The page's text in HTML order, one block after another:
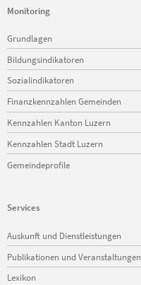
Monitoring
Navigation
überspringen
Grundlagen
Bildungsindikatoren
Sozialindikatoren
Finanzkennzahlen Gemeinden
Kennzahlen Kanton Luzern
Kennzahlen Stadt Luzern
Gemeindeprofile
Services
Navigation
überspringen
Auskunft und Dienstleistungen
Publikationen und Veranstaltungen
Lexikon